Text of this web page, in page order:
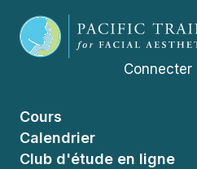
Connecter
Cours
Calendrier
Club d'étude en ligne